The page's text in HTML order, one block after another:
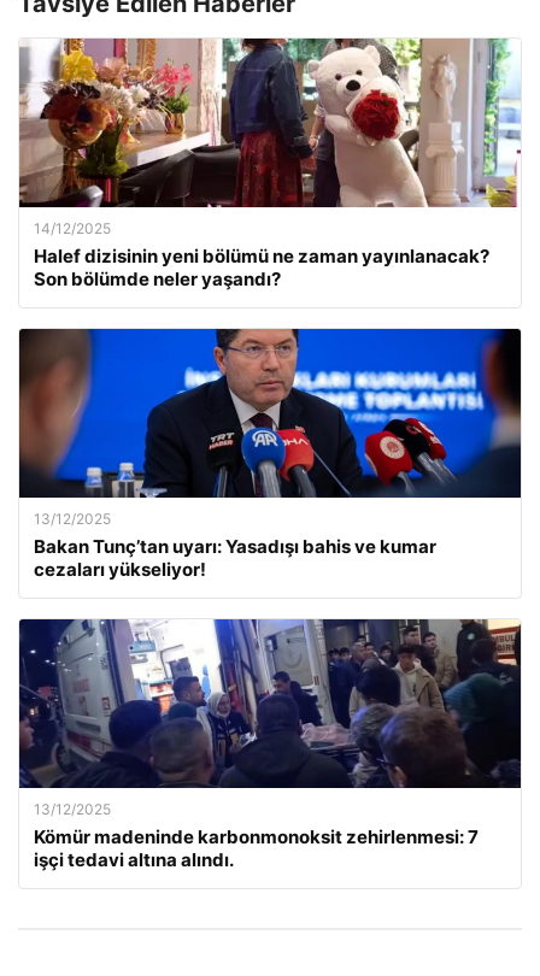
14/12/2025
Halef dizisinin yeni bölümü ne zaman yayınlanacak?
Son bölümde neler yaşandı?
13/12/2025
Bakan Tunç’tan uyarı: Yasadışı bahis ve kumar
cezaları yükseliyor!
13/12/2025
Kömür madeninde karbonmonoksit zehirlenmesi: 7
işçi tedavi altına alındı.